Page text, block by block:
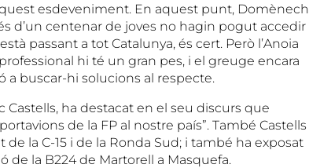
esdeveniment. En aquest punt, Domènech
d’un centenar de joves no hagin pogut accedir
passant a tot Catalunya, és cert. Però l’Anoia
hi té un gran pes, i el greuge encara
a buscar-hi solucions al respecte.
Castells, ha destacat en el seu discurs que
de la FP al nostre país”. També Castells
la C-15 i de la Ronda Sud; i també ha exposat
de la B224 de Martorell a Masquefa.